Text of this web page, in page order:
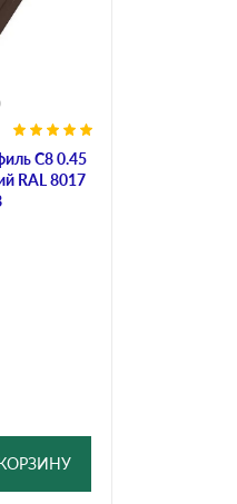
C8 0.45
RAL 8017